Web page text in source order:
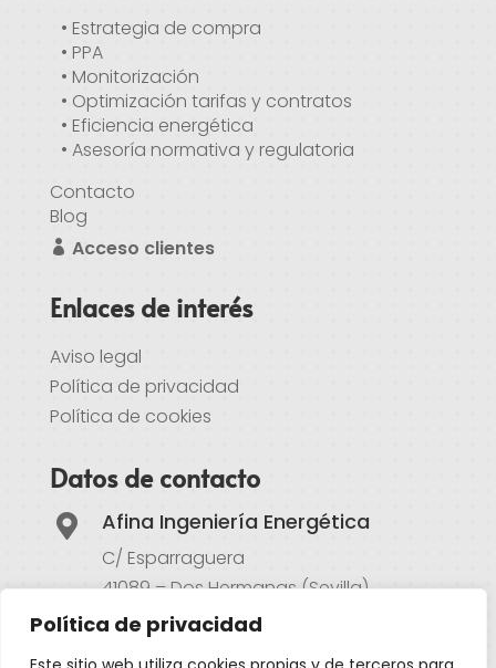
Política de privacidad
• Estrategia de compra
• PPA
• Monitorización
• Optimización tarifas y contratos
• Eficiencia energética
• Asesoría normativa y regulatoria
Contacto
Blog
Acceso clientes
Enlaces de interés
Aviso legal
Política de privacidad
Política de cookies
Datos de contacto
 Afina Ingeniería Energética
C/ Esparraguera
41089 – Dos Hermanas (Sevilla)
Atención al cliente